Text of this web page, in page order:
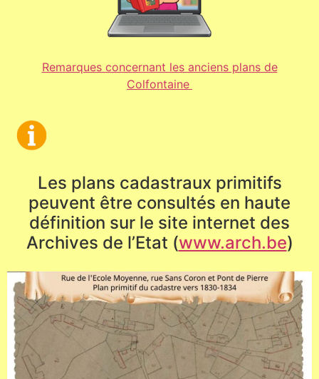
Remarques concernant les anciens plans de
Colfontaine
Les plans cadastraux primitifs
peuvent être consultés en haute
définition sur le site internet des
Archives de l’Etat (www.arch.be)